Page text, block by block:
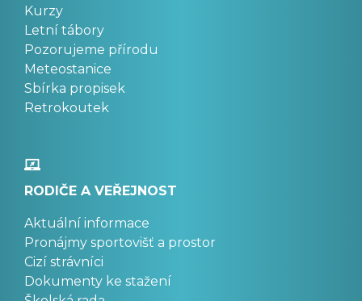
Kurzy
Letní tábory
Pozorujeme přírodu
Meteostanice
Sbírka propisek
Retrokoutek
RODIČE A VEŘEJNOST
Aktuální informace
Pronájmy sportovišť a prostor
Cizí strávníci
Dokumenty ke stažení